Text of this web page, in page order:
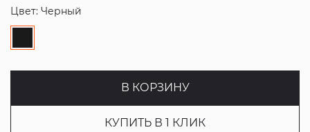
Цвет: Черный
В КОРЗИНУ
КУПИТЬ В 1 КЛИК